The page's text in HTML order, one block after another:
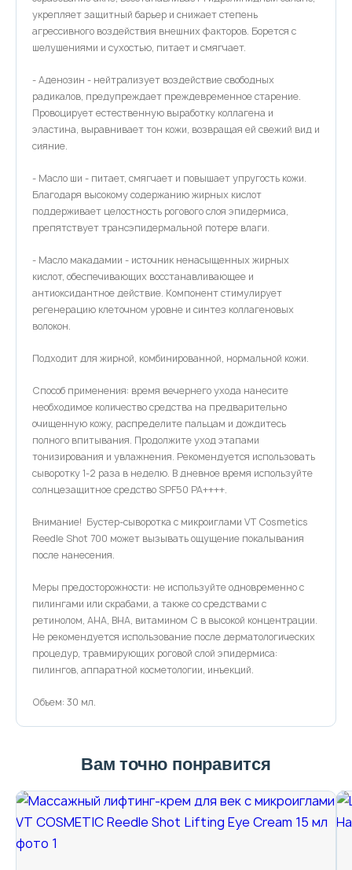
укрепляет защитный барьер и снижает степень
агрессивного воздействия внешних факторов. Борется с
шелушениями и сухостью, питает и смягчает.
- Аденозин - нейтрализует воздействие свободных
радикалов, предупреждает преждевременное старение.
Провоцирует естественную выработку коллагена и
эластина, выравнивает тон кожи, возвращая ей свежий вид и
сияние.
- Масло ши - питает, смягчает и повышает упругость кожи.
Благодаря высокому содержанию жирных кислот
поддерживает целостность рогового слоя эпидермиса,
препятствует трансэпидермальной потере влаги.
- Масло макадамии - источник ненасыщенных жирных
кислот, обеспечивающих восстанавливающее и
антиоксидантное действие. Компонент стимулирует
регенерацию клеточном уровне и синтез коллагеновых
волокон.
Подходит для жирной, комбинированной, нормальной кожи.
Способ применения: время вечернего ухода нанесите
необходимое количество средства на предварительно
очищенную кожу, распределите пальцам и дождитесь
полного впитывания. Продолжите уход этапами
тонизирования и увлажнения. Рекомендуется использовать
сыворотку 1-2 раза в неделю. В дневное время используйте
солнцезащитное средство SPF50 PA++++.
Внимание! Бустер-сыворотка с микроиглами VT Cosmetics
Reedle Shot 700 может вызывать ощущение покалывания
после нанесения.
Меры предосторожности: не используйте одновременно с
пилингами или скрабами, а также со средствами с
ретинолом, AHA, BHA, витамином C в высокой концентрации.
Не рекомендуется использование после дерматологических
процедур, травмирующих роговой слой эпидермиса:
пилингов, аппаратной косметологии, инъекций.
Объем: 30 мл.
Вам точно понравится